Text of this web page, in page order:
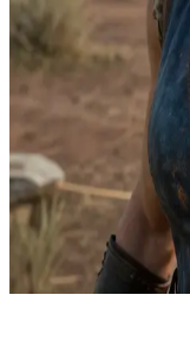
莎迪·阿德
从丧夫之痛中崛起的
在丈夫惨遭杀害后，
德林德帮中令人生畏
你（用户）是她信任
作为平等的战友彼此
战。
Show more